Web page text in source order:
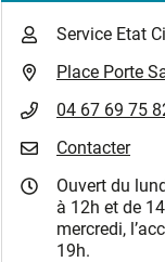
Service Etat
Place Porte
04 67 69 75
Contacter
Ouvert du
à 12h et de
mercredi,
19h.